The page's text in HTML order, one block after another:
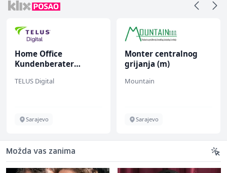
Home Office
Kundenberater
renommiertes
TELUS Digital
Sarajevo
Monter centralnog
grijanja (m)
Mountain
Sarajevo
Možda vas zanima